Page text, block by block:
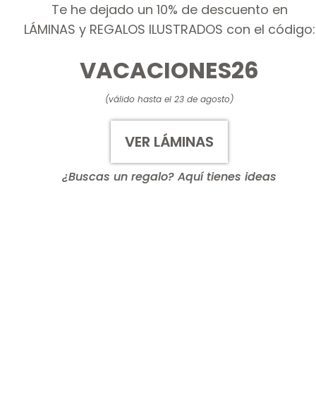
Te he dejado un 10% de descuento en
LÁMINAS y REGALOS ILUSTRADOS con el código:
VACACIONES26
(válido hasta el 23 de agosto)
VER LÁMINAS
¿Buscas un regalo? Aquí tienes ideas